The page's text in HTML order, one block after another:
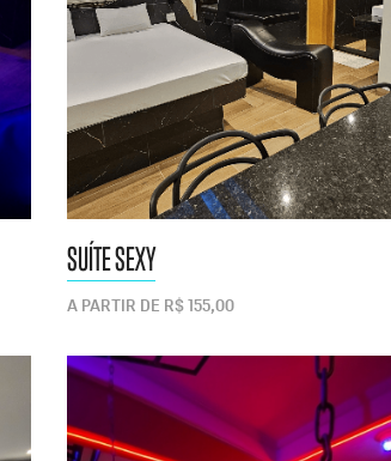
SUÍTE SEXY
A PARTIR DE R$ 155,00